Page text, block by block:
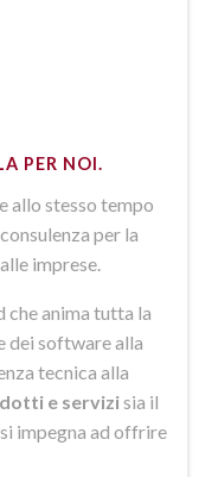
PER NOI.
allo stesso tempo
per la
imprese.
che anima tutta la
dei software alla
tecnica alla
e servizisia il
si impegna ad offrire